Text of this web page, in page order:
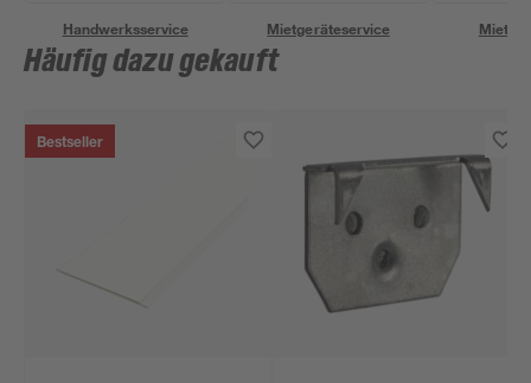
Handwerksservice Mietgeräteservice
Häufig dazu gekauft
Bestseller